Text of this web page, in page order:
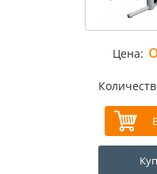
Цена: